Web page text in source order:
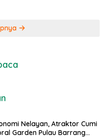
Nelayan, Atraktor Cumi
Garden Pulau Barrang